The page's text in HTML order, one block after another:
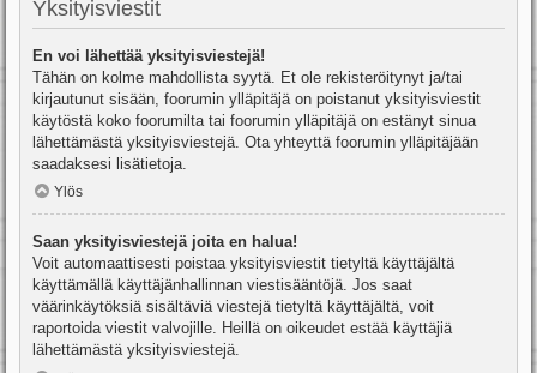
Yksityisviestit
En voi lähettää yksityisviestejä!
Tähän on kolme mahdollista syytä. Et ole rekisteröitynyt ja/tai
kirjautunut sisään, foorumin ylläpitäjä on poistanut yksityisviestit
käytöstä koko foorumilta tai foorumin ylläpitäjä on estänyt sinua
lähettämästä yksityisviestejä. Ota yhteyttä foorumin ylläpitäjään
saadaksesi lisätietoja.
Ylös
Saan yksityisviestejä joita en halua!
Voit automaattisesti poistaa yksityisviestit tietyltä käyttäjältä
käyttämällä käyttäjänhallinnan viestisääntöjä. Jos saat
väärinkäytöksiä sisältäviä viestejä tietyltä käyttäjältä, voit
raportoida viestit valvojille. Heillä on oikeudet estää käyttäjiä
lähettämästä yksityisviestejä.